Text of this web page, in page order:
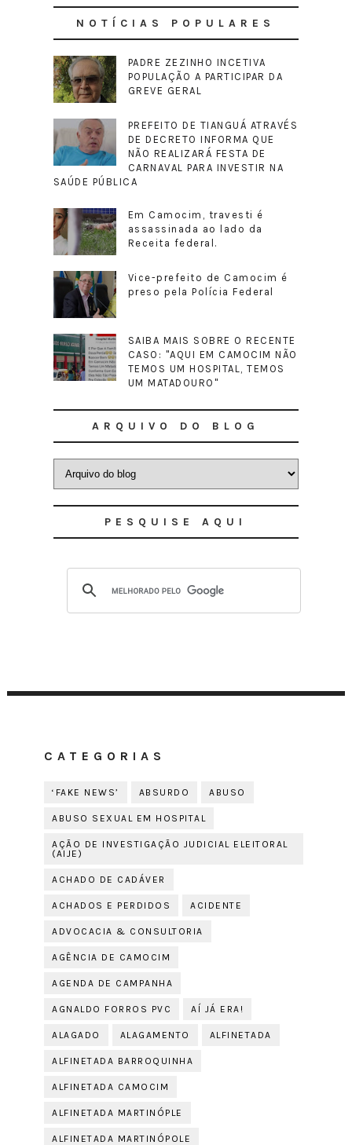
NOTÍCIAS POPULARES
PADRE ZEZINHO INCETIVA
POPULAÇÃO A PARTICIPAR DA
GREVE GERAL
PREFEITO DE TIANGUÁ ATRAVÉS
DE DECRETO INFORMA QUE
NÃO REALIZARÁ FESTA DE
CARNAVAL PARA INVESTIR NA
SAÚDE PÚBLICA
Em Camocim, travesti é
assassinada ao lado da
Receita federal.
Vice-prefeito de Camocim é
preso pela Polícia Federal
SAIBA MAIS SOBRE O RECENTE
CASO: "AQUI EM CAMOCIM NÃO
TEMOS UM HOSPITAL, TEMOS
UM MATADOURO"
ARQUIVO DO BLOG
PESQUISE AQUI
CATEGORIAS
‘FAKE NEWS’ ABSURDO ABUSO
ABUSO SEXUAL EM HOSPITAL
AÇÃO DE INVESTIGAÇÃO JUDICIAL ELEITORAL
(AIJE)
ACHADO DE CADÁVER
ACHADOS E PERDIDOS ACIDENTE
ADVOCACIA & CONSULTORIA
AGÊNCIA DE CAMOCIM
AGENDA DE CAMPANHA
AGNALDO FORROS PVC AÍ JÁ ERA!
ALAGADO ALAGAMENTO ALFINETADA
ALFINETADA BARROQUINHA
ALFINETADA CAMOCIM
ALFINETADA MARTINÓPLE
ALFINETADA MARTINÓPOLE